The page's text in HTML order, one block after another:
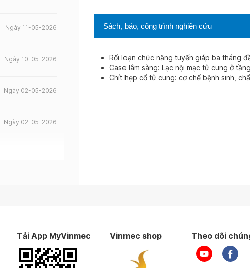
Ngày 11-05-2026
Ngày 10-05-2026
Ngày 02-05-2026
Ngày 02-05-2026
Ngày 11-04-2026
Sách, báo, công trình nghiên cứu
Rối loạn chức năng tuyến giáp ba tháng
Case lâm sàng: Lạc nội mạc tử cung ở
Chít hẹp cổ tử cung: cơ chế bệnh sinh,
Tải App MyVinmec Vinmec shop Theo dõi